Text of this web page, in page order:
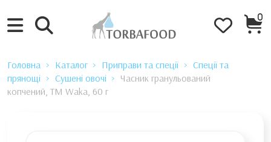
0
Головна Каталог Приправи та спеції
Спеції та
прянощі
Сушені овочі
Часник гранульований
копчений, TM Waka, 60 г